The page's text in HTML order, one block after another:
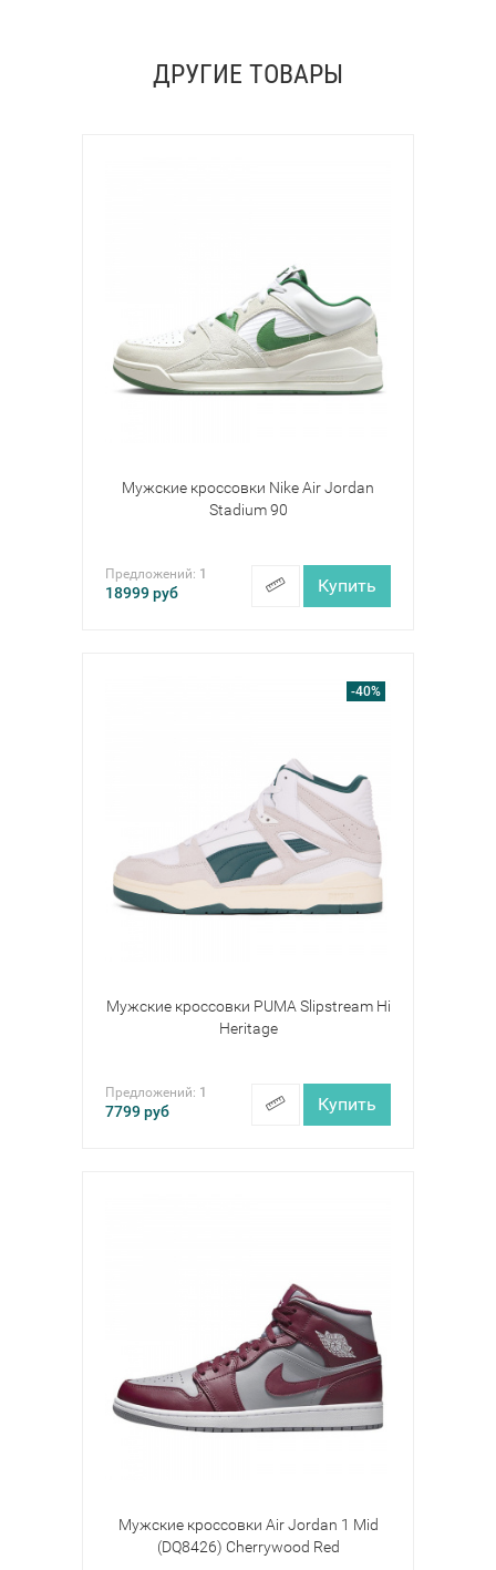
ДРУГИЕ ТОВАРЫ
Мужские кроссовки Nike Air Jordan
Stadium 90
Предложений: 1
18999руб Купить
-40%
Мужские кроссовки PUMA Slipstream Hi
Heritage
Предложений: 1
7799руб Купить
Мужские кроссовки Air Jordan 1 Mid
(DQ8426) Cherrywood Red